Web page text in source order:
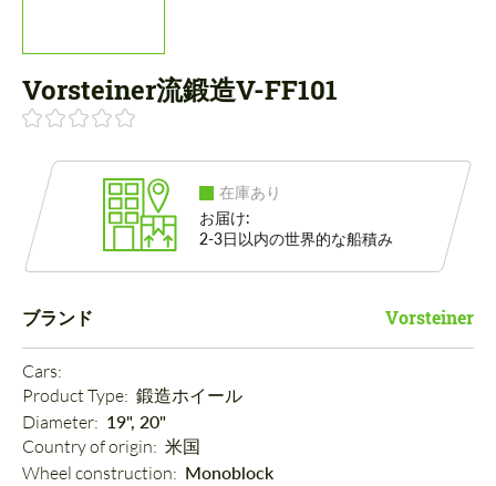
Vorsteiner流鍛造V-FF101
在庫あり
お届け:
2-3日以内の世界的な船積み
ブランド Vorsteiner
Cars:
Product Type: 鍛造ホイール
Diameter: 19", 20"
Country of origin: 米国
Wheel construction: Monoblock